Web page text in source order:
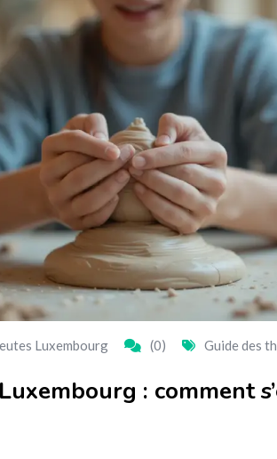
Luxembourg (0) Guide des
: comment